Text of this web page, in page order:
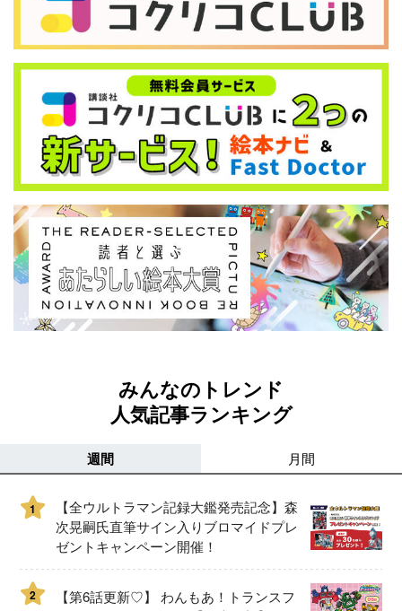
みんなのトレンド
人気記事ランキング
週間 月間
1
【全ウルトラマン記録大鑑発売記念】森
次晃嗣氏直筆サイン入りブロマイドプレ
ゼントキャンペーン開催！
2
【第6話更新♡】 わんもあ！トランスフ